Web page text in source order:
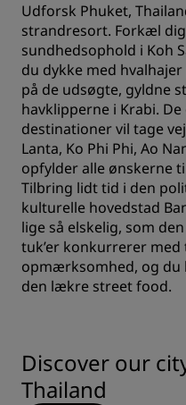
Udforsk Phuket,
strandresort. Forkæl
sundhedsophold i Koh
du dykke med
på de udsøgte, gyldne
havklipperne i Krabi.
destinationer vil tage
Lanta, Ko Phi Phi, Ao
opfylder alle ønskerne
Tilbring lidt tid i den
kulturelle hovedstad
lige så elskelig, som
tuk’er konkurrerer
opmærksomhed, og du
den lækre street food.
Discover our
Thailand